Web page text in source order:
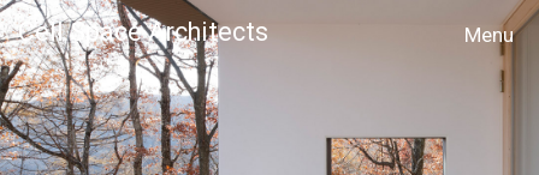
Cell Space Architects